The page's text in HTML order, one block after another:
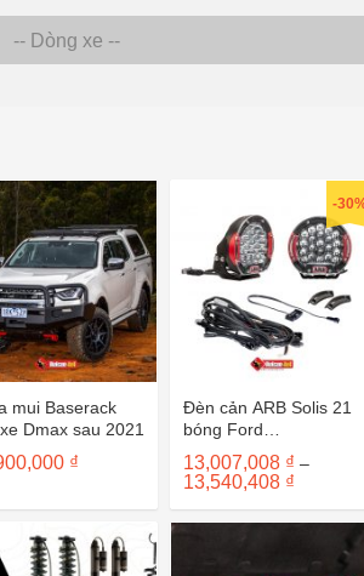
mui Baserack
Dmax sau 2021
₫
-
Đèn cản ARB Solis 21
bóng Ford
Ranger/Everest sau
2022
13,007,008 ₫ –
13,540,408 ₫
từ